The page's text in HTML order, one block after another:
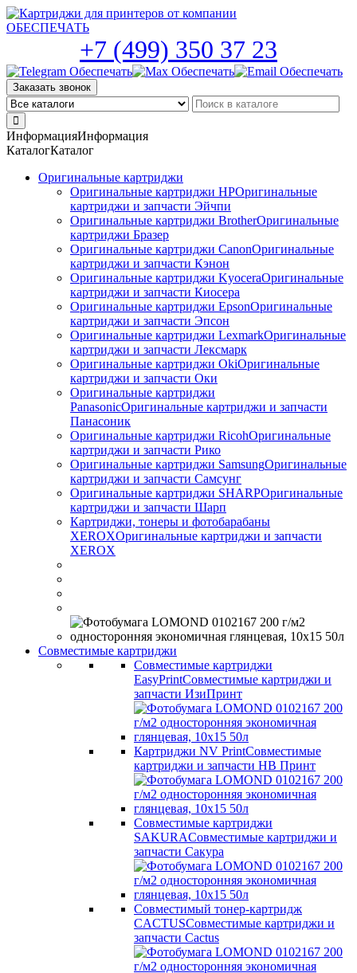
Skip
to
+7 (499) 350 37 23
Заказать звонок
ИнформацияИнформация
КаталогКаталог
Оригинальные картриджи
Оригинальные картриджи HPОригинальные
картриджи и запчасти Эйчпи
Оригинальные картриджи BrotherОригинальные
картриджи Бразер
Оригинальные картриджи CanonОригинальные
картриджи и запчасти Кэнон
Оригинальные картриджи KyoceraОригинальные
картриджи и запчасти Киосера
Оригинальные картриджи EpsonОригинальные
картриджи и запчасти Эпсон
Оригинальные картриджи LexmarkОригинальные
картриджи и запчасти Лексмарк
Оригинальные картриджи ОkiОригинальные
картриджи и запчасти Оки
Оригинальные картриджи
PanasonicОригинальные картриджи и запчасти
Панасоник
Оригинальные картриджи RicohОригинальные
картриджи и запчасти Рико
Оригинальные картриджи SamsungОригинальные
картриджи и запчасти Самсунг
Оригинальные картриджи SHARPОригинальные
картриджи и запчасти Шарп
Картриджи, тонеры и фотобарабаны
XEROXОригинальные картриджи и запчасти
XEROX
Совместимые картриджи
Совместимые картриджи
EasyPrintСовместимые картриджи и
запчасти ИзиПринт
Картриджи NV PrintСовместимые
картриджи и запчасти НВ Принт
Совместимые картриджи
SAKURAСовместимые картриджи и
запчасти Сакура
Совместимый тонер-картридж
CACTUSСовместимые картриджи и
запчасти Cactus